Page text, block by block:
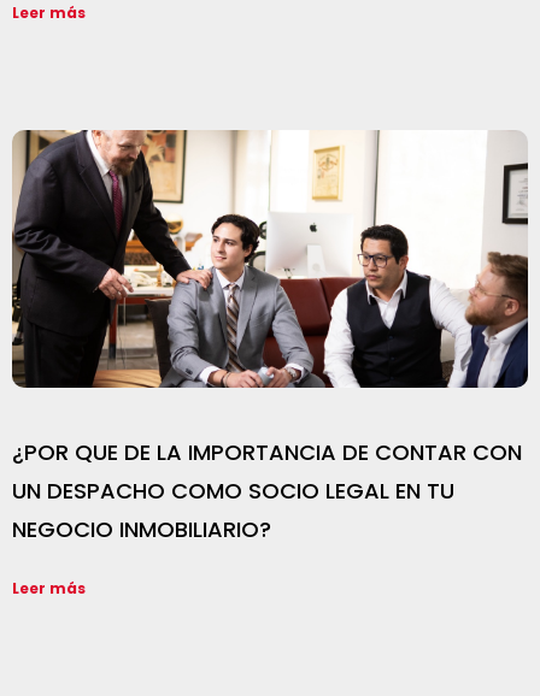
Leer más
¿POR QUE DE LA IMPORTANCIA DE CONTAR CON
UN DESPACHO COMO SOCIO LEGAL EN TU
NEGOCIO INMOBILIARIO?
Leer más